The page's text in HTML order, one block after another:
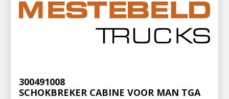
300491008
SCHOKBREKER CABINE VOOR MAN TGA